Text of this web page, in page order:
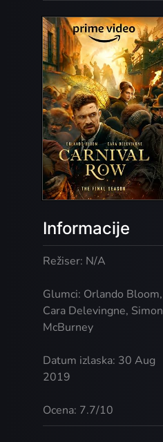
Informacije
Režiser: N/A
Glumci: Orlando Bloom,
Cara Delevingne, Simon
McBurney
Datum izlaska: 30 Aug
2019
Ocena: 7.7/10